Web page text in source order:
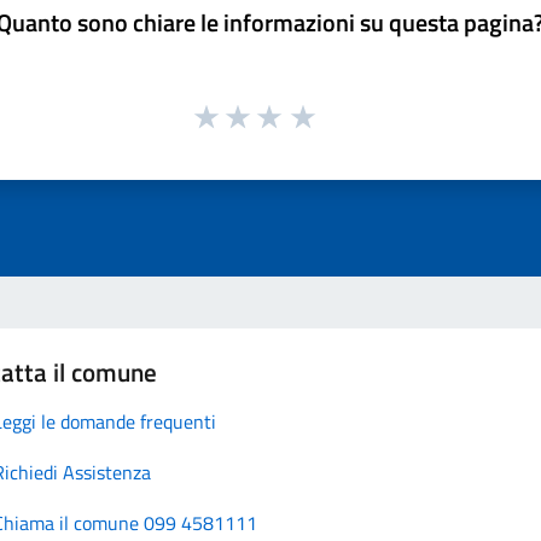
sono chiare le informazioni su questa
il comune
le domande frequenti
Assistenza
il comune 099 4581111